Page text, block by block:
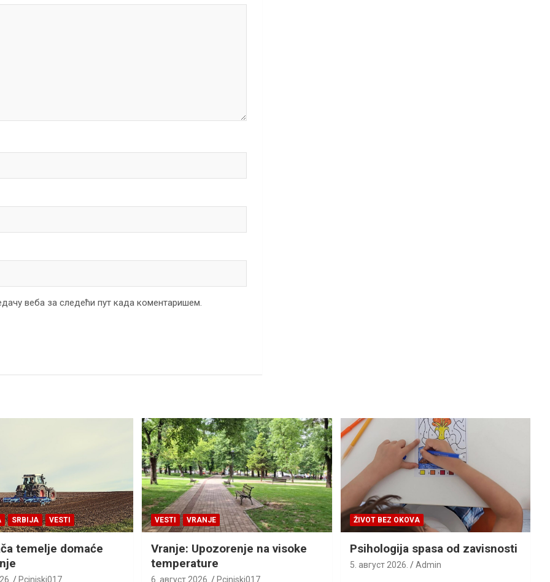
веба за следећи пут када коментаришем.
SRBIJA VESTI
temelje domaće
Pcinjski017
VESTI VRANJE
Vranje: Upozorenje na visoke
temperature
6. август 2026. Pcinjski017
ŽIVOT BEZ OKOVA
Psihologija spasa od zavisnosti
5. август 2026. Admin